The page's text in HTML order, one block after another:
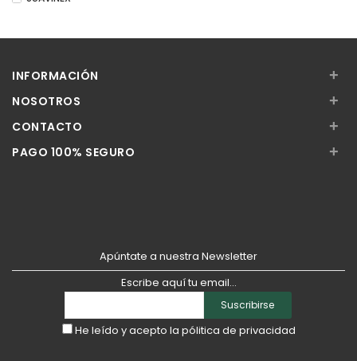
INFORMACIÓN +
NOSOTROS +
CONTACTO +
PAGO 100% SEGURO +
Apúntate a nuestra Newsletter
Escribe aquí tu email...
Suscribirse
He leído y acepto la pólitica de privacidad